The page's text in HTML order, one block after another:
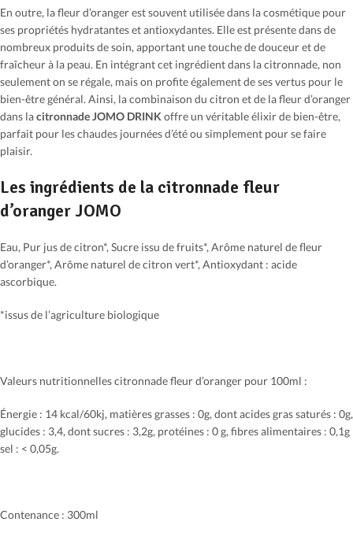
En outre, la fleur d’oranger est souvent utilisée dans la cosmétique pour
ses propriétés hydratantes et antioxydantes. Elle est présente dans de
nombreux produits de soin, apportant une touche de douceur et de
fraîcheur à la peau. En intégrant cet ingrédient dans la citronnade, non
seulement on se régale, mais on profite également de ses vertus pour le
bien-être général. Ainsi, la combinaison du citron et de la fleur d’oranger
dans lacitronnade JOMO DRINK offre un véritable élixir de bien-être,
parfait pour les chaudes journées d’été ou simplement pour se faire
plaisir.
Les ingrédients de la citronnade fleur
d’oranger JOMO
Eau, Pur jus de citron*, Sucre issu de fruits*, Arôme naturel de fleur
d’oranger*, Arôme naturel de citron vert*, Antioxydant : acide
ascorbique.
*issus de l’agriculture biologique
Valeurs nutritionnelles citronnade fleur d’oranger pour 100ml :
Énergie : 14 kcal/60kj, matières grasses : 0g, dont acides gras saturés : 0g,
glucides : 3,4, dont sucres : 3,2g, protéines : 0 g, fibres alimentaires : 0,1g
sel : < 0,05g.
Contenance : 300ml